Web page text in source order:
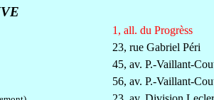
1, all. du Progrèss
23, rue Gabriel Péri
45, av. P.-Vaillant-
56, av. P.-Vaillant-